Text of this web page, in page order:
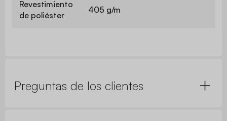
Revestimiento
de poliéster
405 g/m
Preguntas de los clientes